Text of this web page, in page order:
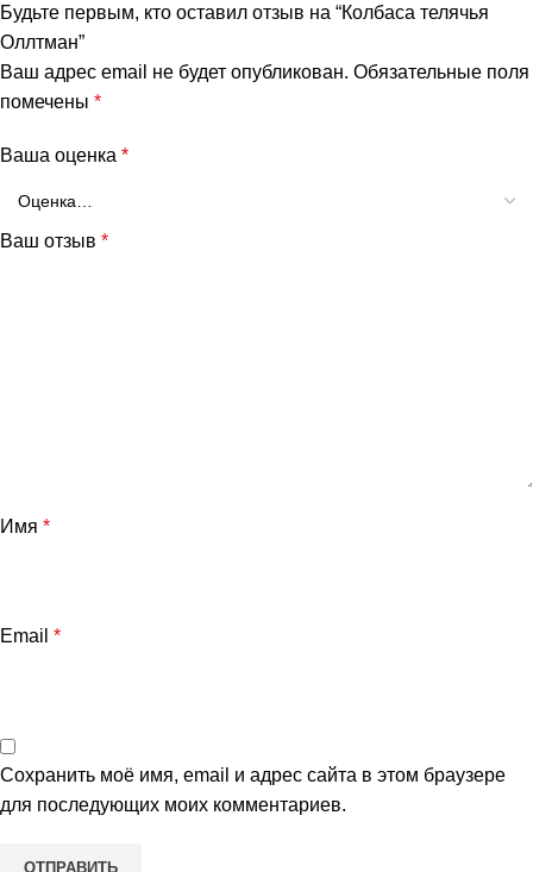
Будьте первым, кто оставил отзыв на “Колбаса телячья
Оллтман”
Ваш адрес email не будет опубликован. Обязательные поля
помечены *
Ваша оценка *
Ваш отзыв *
Имя *
Email *
Сохранить моё имя, email и адрес сайта в этом браузере
для последующих моих комментариев.